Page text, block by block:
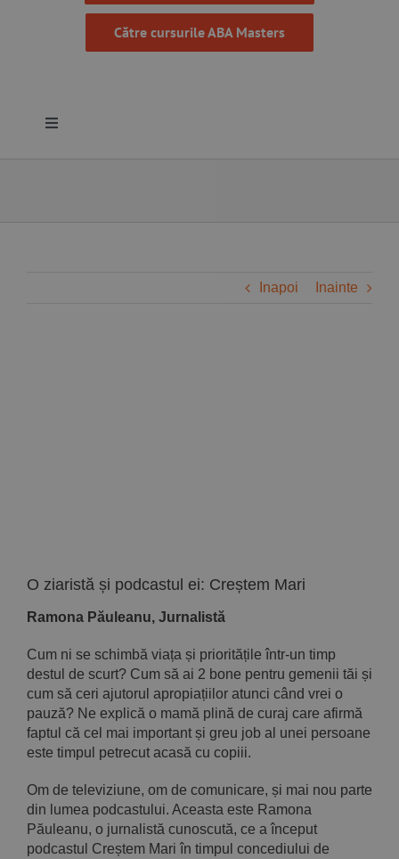
Către cursurile ABA Masters
Toggle
Magazin
Inapoi Inainte
O ziaristă și podcastul ei: Creștem Mari
Ramona Păuleanu, Jurnalistă
Cum ni se schimbă viața și prioritățile într-un timp
destul de scurt? Cum să ai 2 bone pentru gemenii tăi și
cum să ceri ajutorul apropiațiilor atunci când vrei o
pauză? Ne explică o mamă plină de curaj care afirmă
faptul că cel mai important și greu job al unei persoane
este timpul petrecut acasă cu copiii.
Om de televiziune, om de comunicare, și mai nou parte
din lumea podcastului. Aceasta este Ramona
Păuleanu, o jurnalistă cunoscută, ce a început
podcastul Creștem Mari în timpul concediului de